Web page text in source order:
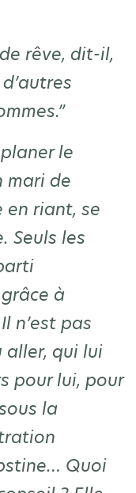
rêve, dit-il,
le
mari de
en riant, se
Seuls les
à
n’est pas
aller, qui lui
pour lui, pour
la
Quoi